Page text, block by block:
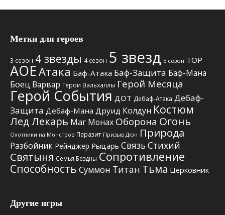
Метки для героев
3 сезон 4 звезды 4 сезон 5 звезд 5 сезон TOP
АОЕАтака Баф-Атака Баф-Защита Баф-Мана
Боец Варвар Герои Вальхаллы Герой Месяца
Герой События ДОТ Дебаф-Атака Дебаф-
Защита Дебаф-Мана Друид Колдун Костюм
ЛедЛекарь Маг Монах Оборона Огонь
Охотники на Монстров Паразит Призыв Дюн Природа
Разбойник Рейнджер Рыцарь Связь Стихий
Святыня Семья Бездны Сопротивление
Способность Суммон Титан Тьма Церковник
Другие игры